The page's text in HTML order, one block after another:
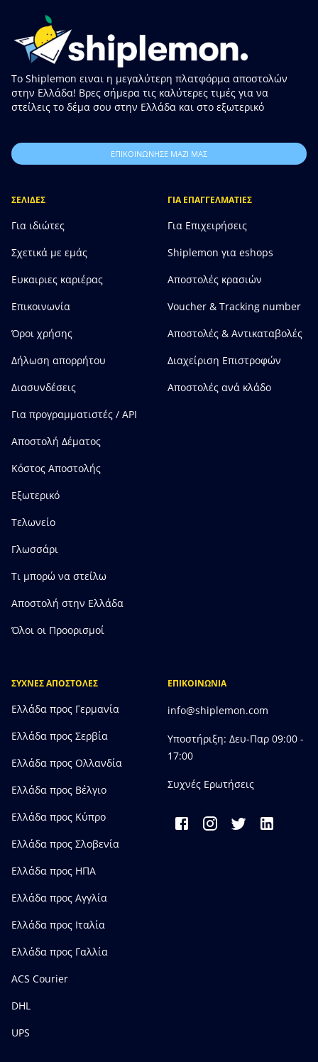
Το Shiplemon ειναι η μεγαλύτερη πλατφόρμα αποστολών
στην Ελλάδα! Βρες σήμερα τις καλύτερες τιμές για να
στείλεις το δέμα σου στην Ελλάδα και στο εξωτερικό
ΕΠΙΚΟΙΝΩΝΗΣΕ ΜΑΖΙ ΜΑΣ
ΣΕΛΙΔΕΣ
Για ιδιώτες
Σχετικά με εμάς
Ευκαιριες καριέρας
Επικοινωνία
Όροι χρήσης
Δήλωση απορρήτου
Διασυνδέσεις
Για προγραμματιστές / API
Αποστολή Δέματος
Κόστος Αποστολής
Εξωτερικό
Τελωνείο
Γλωσσάρι
Τι μπορώ να στείλω
Αποστολή στην Ελλάδα
Όλοι οι Προορισμοί
ΓΙΑ ΕΠΑΓΓΕΛΜΑΤΙΕΣ
Για Επιχειρήσεις
Shiplemon για eshops
Αποστολές κρασιών
Voucher & Tracking number
Αποστολές & Αντικαταβολές
Διαχείριση Επιστροφών
Αποστολές ανά κλάδο
ΣΥΧΝΕΣ ΑΠΟΣΤΟΛΕΣ
Ελλάδα προς Γερμανία
Ελλάδα προς Σερβία
Ελλάδα προς Ολλανδία
Ελλάδα προς Bέλγιο
Ελλάδα προς Κύπρο
Ελλάδα προς Σλοβενία
Ελλάδα προς ΗΠΑ
Ελλάδα προς Αγγλία
Ελλάδα προς Ιταλία
Ελλάδα προς Γαλλία
ACS Courier
DHL
UPS
ΕΠΙΚΟΙΝΩΝΙΑ
info@shiplemon.com
Υποστήριξη: Δευ-Παρ 09:00 -
17:00
Συχνές Ερωτήσεις